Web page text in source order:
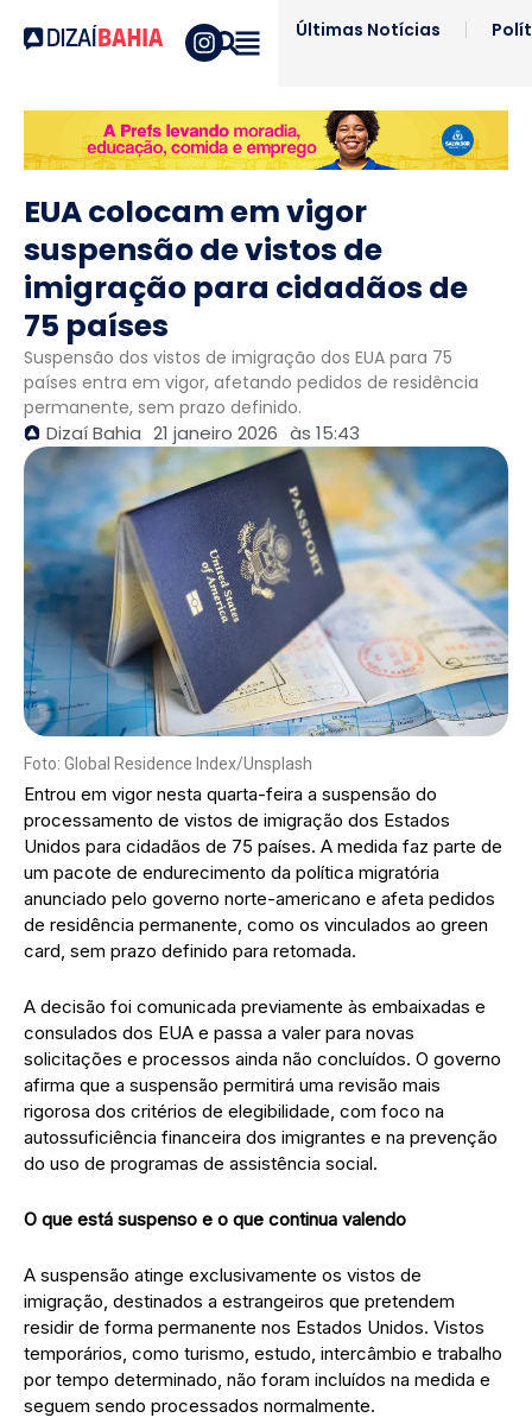
Últimas Notícias
EUA colocam em vigor
suspensão de vistos de
imigração para cidadãos de
75 países
Suspensão dos vistos de imigração dos EUA para 75
países entra em vigor, afetando pedidos de residência
permanente, sem prazo definido.
Dizaí Bahia 21 janeiro 2026 às 15:43
Foto: Global Residence Index/Unsplash
Entrou em vigor nesta quarta-feira a suspensão do
processamento de vistos de imigração dos Estados
Unidos para cidadãos de 75 países. A medida faz parte de
um pacote de endurecimento da política migratória
anunciado pelo governo norte-americano e afeta pedidos
de residência permanente, como os vinculados ao green
card, sem prazo definido para retomada.
A decisão foi comunicada previamente às embaixadas e
consulados dos EUA e passa a valer para novas
solicitações e processos ainda não concluídos. O governo
afirma que a suspensão permitirá uma revisão mais
rigorosa dos critérios de elegibilidade, com foco na
autossuficiência financeira dos imigrantes e na prevenção
do uso de programas de assistência social.
O que está suspenso e o que continua valendo
A suspensão atinge exclusivamente os vistos de
imigração, destinados a estrangeiros que pretendem
residir de forma permanente nos Estados Unidos. Vistos
temporários, como turismo, estudo, intercâmbio e trabalho
por tempo determinado, não foram incluídos na medida e
seguem sendo processados normalmente.